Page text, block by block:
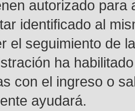
autorizado
identificado al
el seguimiento de
ha
con el ingreso o
ayudará.